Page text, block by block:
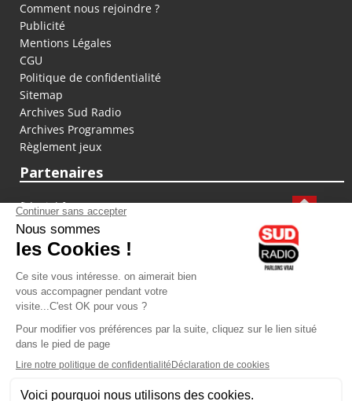
Comment nous rejoindre ?
Publicité
Mentions Légales
CGU
Politique de confidentialité
Sitemap
Archives Sud Radio
Archives Programmes
Règlement jeux
Partenaires
fiducial.fr
lyoncapitale.fr
olympique-et-lyonnais.com
L'application Iphone / Android
Téléchargez l'application
Les cookies
Gestion des cookies